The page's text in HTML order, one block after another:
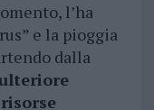
l’ha
e la pioggia
dalla